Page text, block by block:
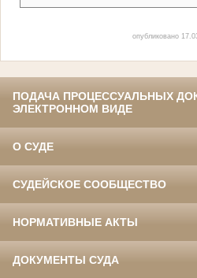
опубликовано
ПОДАЧА ПРОЦЕССУАЛЬНЫХ
ЭЛЕКТРОННОМ ВИДЕ
О СУДЕ
СУДЕЙСКОЕ СООБЩЕСТВО
НОРМАТИВНЫЕ АКТЫ
ДОКУМЕНТЫ СУДА